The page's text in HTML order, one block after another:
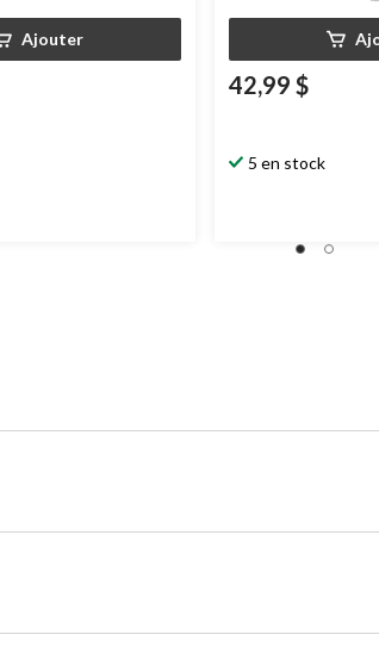
Ajouter
42,99 $
5 en stock